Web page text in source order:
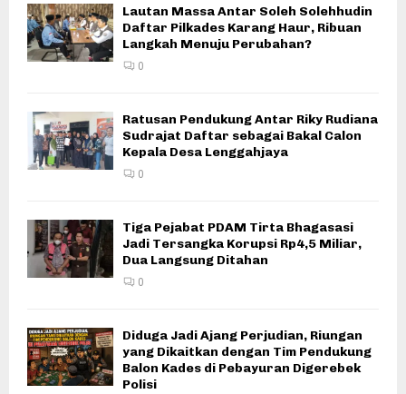
Lautan Massa Antar Soleh Solehhudin
Daftar Pilkades Karang Haur, Ribuan
Langkah Menuju Perubahan?
0
Ratusan Pendukung Antar Riky Rudiana
Sudrajat Daftar sebagai Bakal Calon
Kepala Desa Lenggahjaya
0
Tiga Pejabat PDAM Tirta Bhagasasi
Jadi Tersangka Korupsi Rp4,5 Miliar,
Dua Langsung Ditahan
0
Diduga Jadi Ajang Perjudian, Riungan
yang Dikaitkan dengan Tim Pendukung
Balon Kades di Pebayuran Digerebek
Polisi